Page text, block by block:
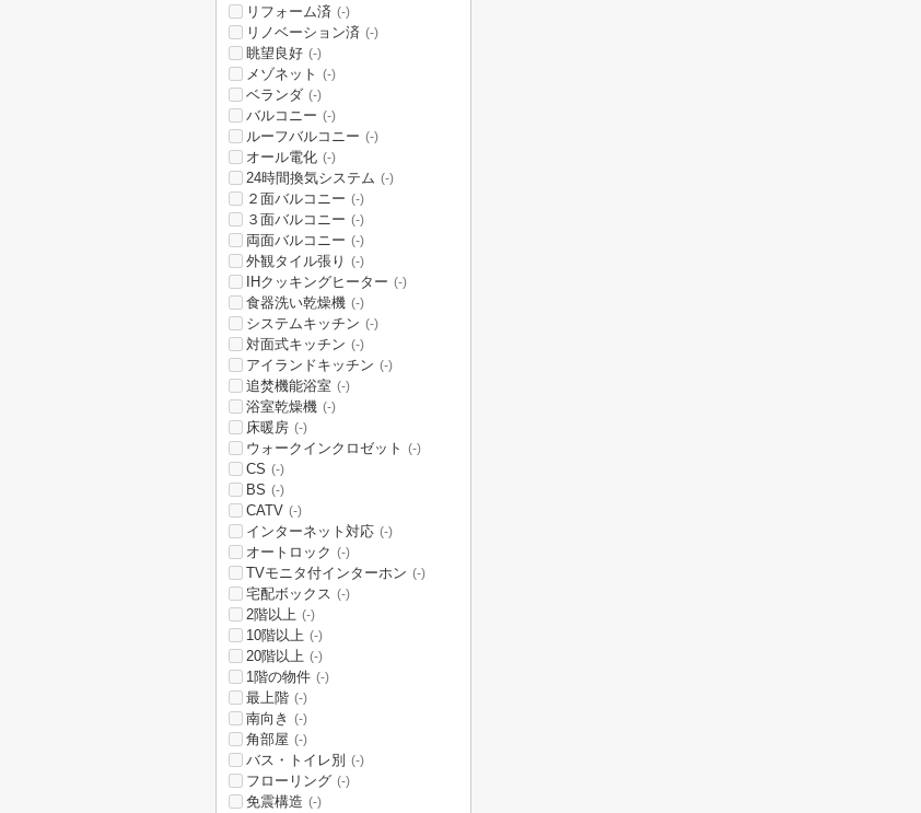
リフォーム済 (-)
リノベーション済 (-)
眺望良好 (-)
メゾネット (-)
ベランダ (-)
バルコニー (-)
ルーフバルコニー (-)
オール電化 (-)
24時間換気システム (-)
２面バルコニー (-)
３面バルコニー (-)
両面バルコニー (-)
外観タイル張り (-)
IHクッキングヒーター (-)
食器洗い乾燥機 (-)
システムキッチン (-)
対面式キッチン (-)
アイランドキッチン (-)
追焚機能浴室 (-)
浴室乾燥機 (-)
床暖房 (-)
ウォークインクロゼット (-)
CS (-)
BS (-)
CATV (-)
インターネット対応 (-)
オートロック (-)
TVモニタ付インターホン (-)
宅配ボックス (-)
2階以上 (-)
10階以上 (-)
20階以上 (-)
1階の物件 (-)
最上階 (-)
南向き (-)
角部屋 (-)
バス・トイレ別 (-)
フローリング (-)
免震構造 (-)